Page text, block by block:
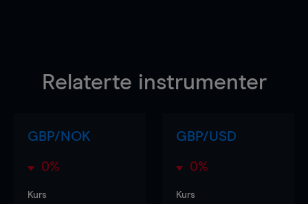
Relaterte instrumenter
GBP/NOK
0%
Kurs
GBP/USD
0%
Kurs